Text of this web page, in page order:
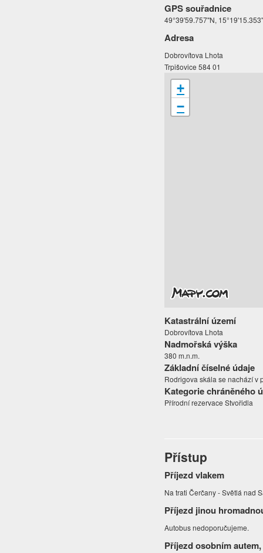
GPS souřadnice
49°39'59.757"N,
Adresa
Dobrovítova Lhota
Trpišovice 584 01
+
−
Katastrální území
Dobrovítova Lhota
Nadmořská výška
380 m.n.m.
Základní číselné údaje
Rodrigova skála se nachází v
Kategorie chráněného
Přírodní rezervace Stvořidla
Přístup
Příjezd vlakem
Na trati Čerčany - Světlá nad
Příjezd jinou
Autobus nedoporučujeme.
Příjezd osobním